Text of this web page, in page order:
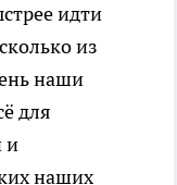
идти
из
наши
для
и
наших